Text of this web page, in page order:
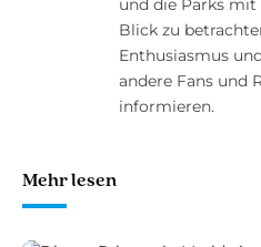
und die Parks
Blick zu
Enthusiasmus
andere Fans und
informieren.
Mehr lesen